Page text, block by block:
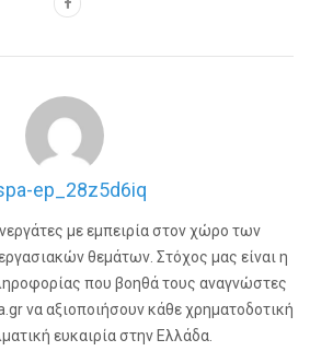
ep_28z5d6iq
με εμπειρία στον χώρο των
θεμάτων. Στόχος μας είναι η
που βοηθά τους αναγνώστες
να αξιοποιήσουν κάθε χρηματοδοτική
ευκαιρία στην Ελλάδα.